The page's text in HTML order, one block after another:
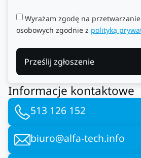
Wyrażam zgodę na
osobowych zgodnie z polityką
Prześlij zgłoszenie
Informacje kontaktowe
513 126 152
biuro@alfa-tech.info